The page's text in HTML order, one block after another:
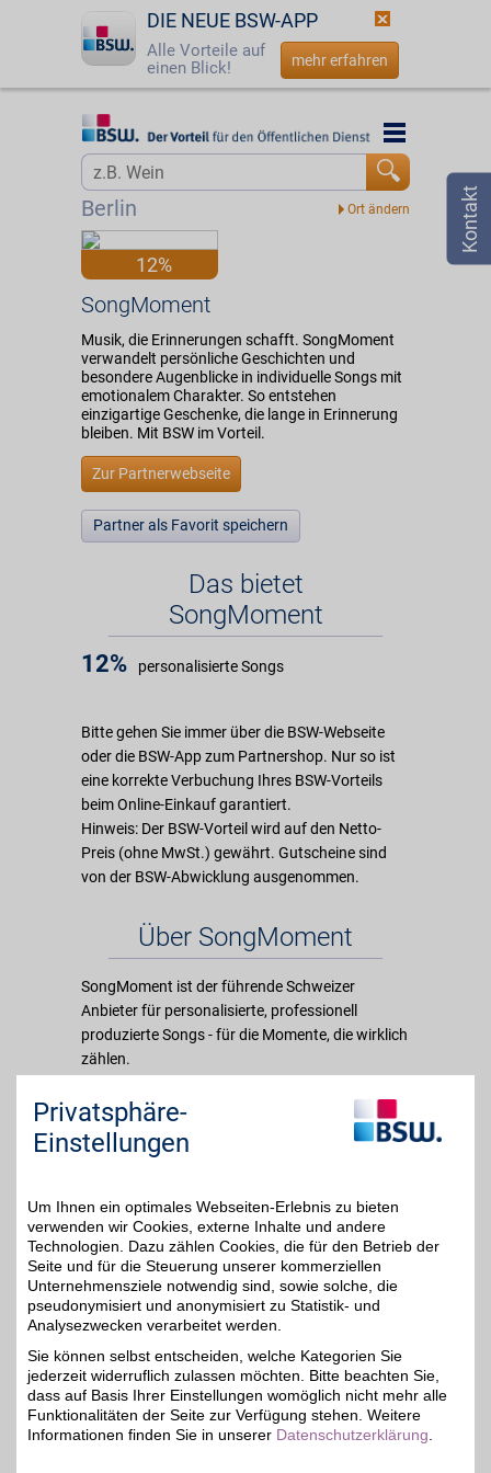
DIE NEUE BSW-APP
Alle Vorteile auf
einen Blick!
mehr erfahren
Startseite
Login
Berlin
Startseite
12%
SongMoment
Musik, die Erinnerungen schafft. SongMoment
verwandelt persönliche Geschichten und
besondere Augenblicke in individuelle Songs mit
emotionalem Charakter. So entstehen
einzigartige Geschenke, die lange in Erinnerung
bleiben. Mit BSW im Vorteil.
Zur Partnerwebseite
Partner als Favorit speichern
Das bietet
SongMoment
12% personalisierte Songs
Bitte gehen Sie immer über die BSW-Webseite
oder die BSW-App zum Partnershop. Nur so ist
eine korrekte Verbuchung Ihres BSW-Vorteils
beim Online-Einkauf garantiert.
Hinweis: Der BSW-Vorteil wird auf den Netto-
Preis (ohne MwSt.) gewährt. Gutscheine sind
von der BSW-Abwicklung ausgenommen.
Über SongMoment
SongMoment ist der führende Schweizer
Anbieter für personalisierte, professionell
produzierte Songs - für die Momente, die wirklich
zählen.
Gegründet von einem erfahrenen Musiker,
Songwriter und DJ verbindet SongMoment
echtes musikalisches Handwerk mit moderner
Studioqualität zu einem zugänglichen Preis.
Jeder Song ist einzigartig, emotional auf den
Punkt und auf die persönliche Geschichte des
Kunden zugeschnitten.
Merkmale
Privatsphäre-
Einstellungen
Um Ihnen ein optimales Webseiten-Erlebnis zu bieten
verwenden wir Cookies, externe Inhalte und andere
Technologien. Dazu zählen Cookies, die für den Betrieb der
Seite und für die Steuerung unserer kommerziellen
Unternehmensziele notwendig sind, sowie solche, die
pseudonymisiert und anonymisiert zu Statistik- und
Analysezwecken verarbeitet werden.
Sie können selbst entscheiden, welche Kategorien Sie
jederzeit widerruflich zulassen möchten. Bitte beachten Sie,
dass auf Basis Ihrer Einstellungen womöglich nicht mehr alle
Funktionalitäten der Seite zur Verfügung stehen. Weitere
Informationen finden Sie in unserer Datenschutzerklärung